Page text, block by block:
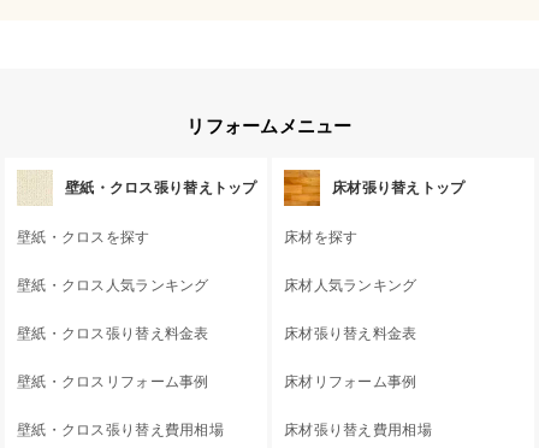
リフォームメニュー
壁紙・クロス張り替えトップ
壁紙・クロスを探す
壁紙・クロス人気ランキング
壁紙・クロス張り替え料金表
壁紙・クロスリフォーム事例
壁紙・クロス張り替え費用相場
床材張り替えトップ
床材を探す
床材人気ランキング
床材張り替え料金表
床材リフォーム事例
床材張り替え費用相場